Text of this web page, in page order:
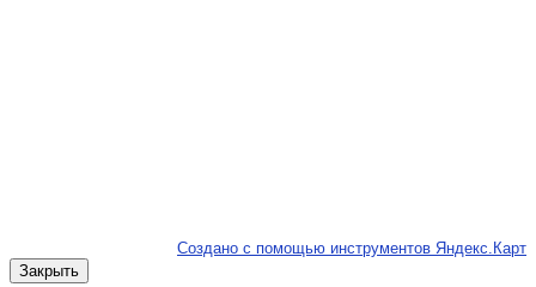
Создано с помощью инструментов Яндекс.Карт
Закрыть